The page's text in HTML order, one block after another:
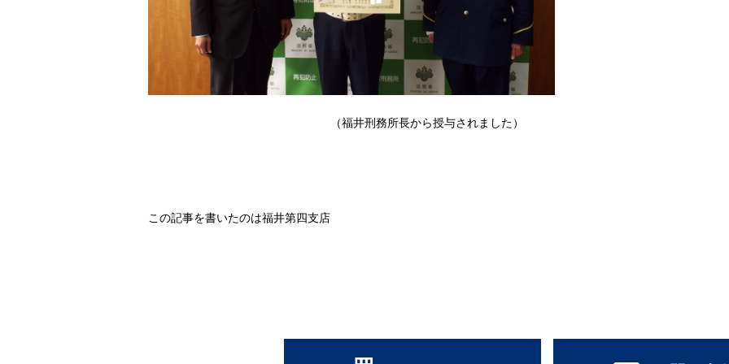
（福井刑務所長から授与されました）
この記事を書いたのは福井第四支店